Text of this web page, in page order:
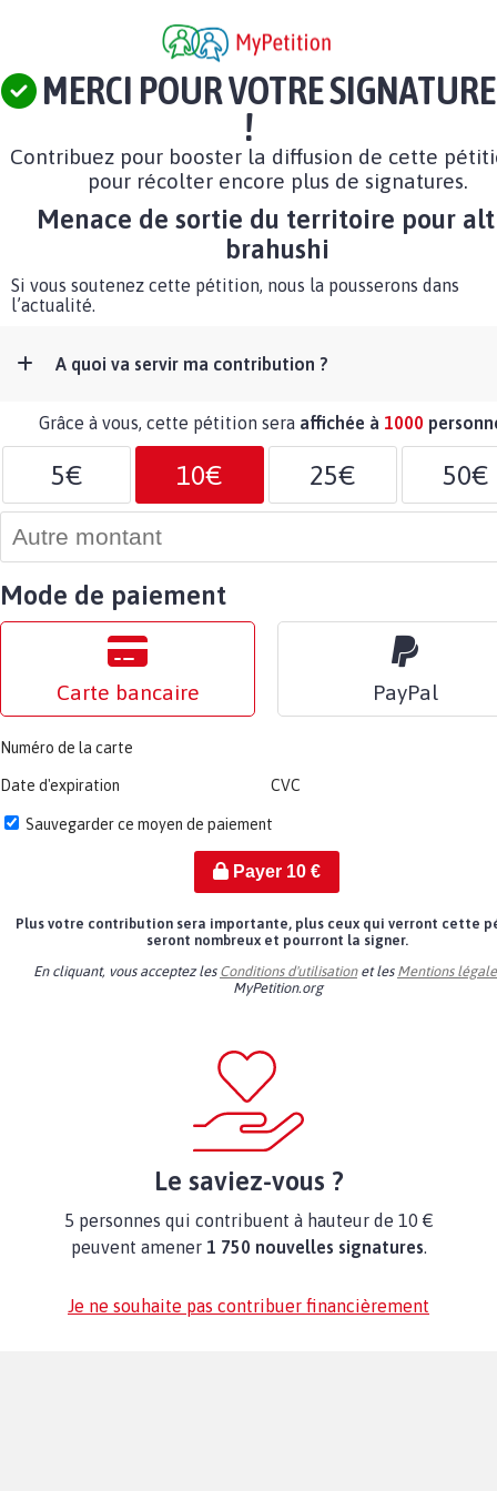
MERCI POUR VOTRE SIGNATURE
!
Contribuez pour booster la diffusion de cette
pour récolter encore plus de signatures.
Menace de sortie du territoire pour
brahushi
Si vous soutenez cette pétition, nous la pousserons dans
l’actualité.
A quoi va servir ma contribution ?
Grâce à vous, cette pétition sera affichée à 1000
5€ 10€ 25€ 50€
Mode de paiement
Carte bancaire PayPal
Numéro de la carte
Date d'expiration CVC
Sauvegarder ce moyen de paiement
Payer 10€
Plus votre contribution sera importante, plus ceux qui verront cette
seront nombreux et pourront la signer.
En cliquant, vous acceptez les Conditions d'utilisationet les Mentions
MyPetition.org
Le saviez-vous ?
5 personnes qui contribuent à hauteur de 10 €
peuvent amener 1 750 nouvelles signatures.
Je ne souhaite pas contribuer financièrement